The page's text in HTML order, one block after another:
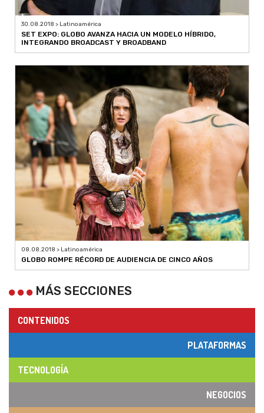
30.08.2018 > Latinoamérica
SET EXPO: GLOBO AVANZA HACIA UN MODELO HÍBRIDO,
INTEGRANDO BROADCAST Y BROADBAND
08.08.2018 > Latinoamérica
GLOBO ROMPE RÉCORD DE AUDIENCIA DE CINCO AÑOS
MÁS SECCIONES
CONTENIDOS
PLATAFORMAS
TECNOLOGÍA
NEGOCIOS